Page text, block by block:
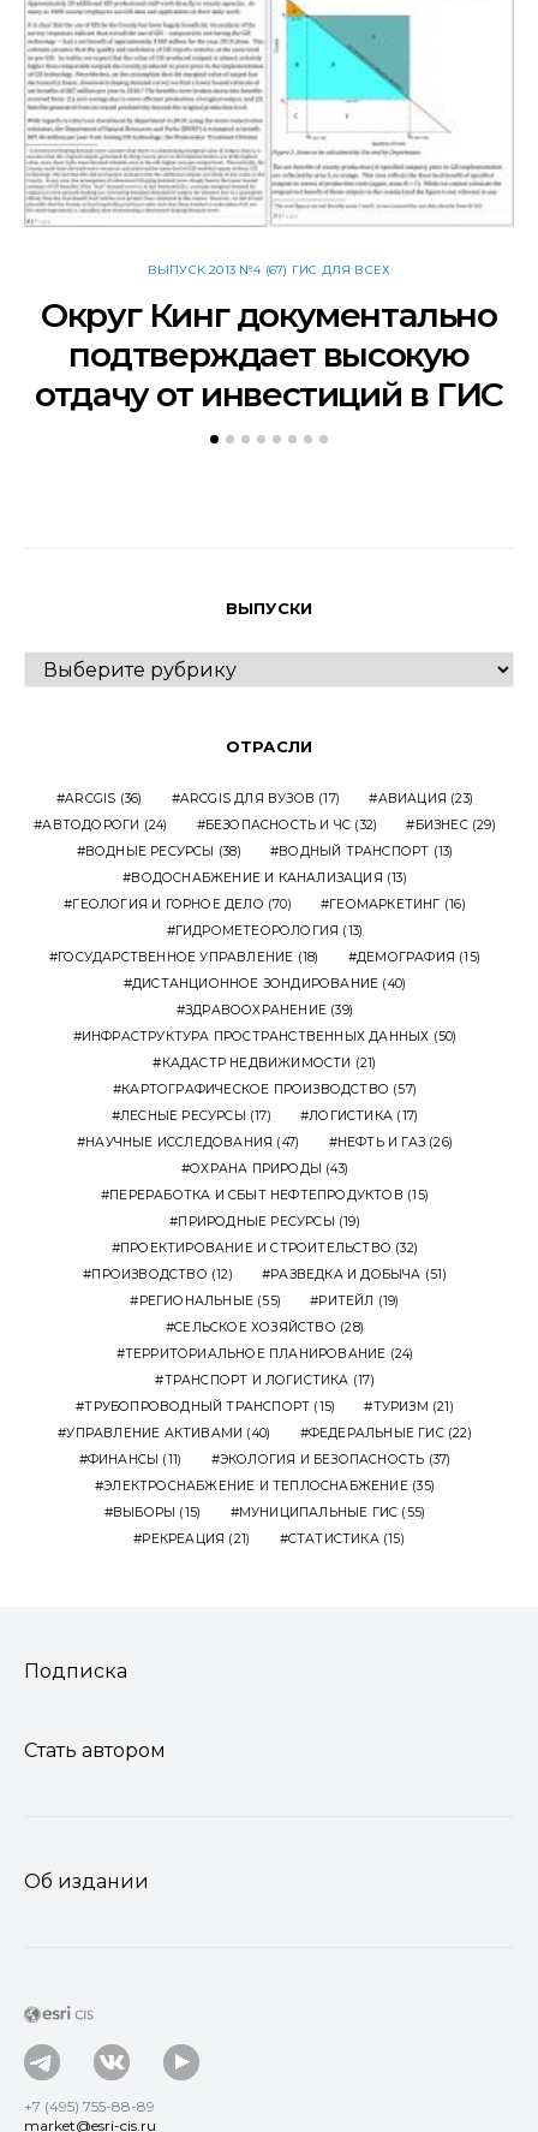
ВЫПУСК 2013 №4 (67) ГИС ДЛЯ ВСЕХ
Округ Кинг документально
подтверждает высокую
отдачу от инвестиций в ГИС
ВЫПУСКИ
ВЫПУСКИ
ОТРАСЛИ
ARCGIS (36) ARCGIS ДЛЯ ВУЗОВ (17) АВИАЦИЯ (23)
АВТОДОРОГИ (24) БЕЗОПАСНОСТЬ И ЧС (32) БИЗНЕС(29)
ВОДНЫЕ РЕСУРСЫ
(38) ВОДНЫЙ ТРАНСПОРТ (13)
ВОДОСНАБЖЕНИЕ И КАНАЛИЗАЦИЯ (13)
ГЕОЛОГИЯ И ГОРНОЕ ДЕЛО (70) ГЕОМАРКЕТИНГ (16)
ГИДРОМЕТЕОРОЛОГИЯ (13)
ГОСУДАРСТВЕННОЕ УПРАВЛЕНИЕ (18) ДЕМОГРАФИЯ (15)
ДИСТАНЦИОННОЕ ЗОНДИРОВАНИЕ (40)
ЗДРАВООХРАНЕНИЕ (39)
ИНФРАСТРУКТУРА ПРОСТРАНСТВЕННЫХ ДАННЫХ (50)
КАДАСТР НЕДВИЖИМОСТИ (21)
КАРТОГРАФИЧЕСКОЕ ПРОИЗВОДСТВО (57)
ЛЕСНЫЕ РЕСУРСЫ (17) ЛОГИСТИКА (17)
НАУЧНЫЕ ИССЛЕДОВАНИЯ (47) НЕФТЬ И ГАЗ(26)
ОХРАНА ПРИРОДЫ (43)
ПЕРЕРАБОТКА И СБЫТ НЕФТЕПРОДУКТОВ (15)
ПРИРОДНЫЕ РЕСУРСЫ (19)
ПРОЕКТИРОВАНИЕ И СТРОИТЕЛЬСТВО (32)
ПРОИЗВОДСТВО (12) РАЗВЕДКА И ДОБЫЧА (51)
РЕГИОНАЛЬНЫЕ (55) РИТЕЙЛ (19)
СЕЛЬСКОЕ ХОЗЯЙСТВО (28)
ТЕРРИТОРИАЛЬНОЕ ПЛАНИРОВАНИЕ (24)
ТРАНСПОРТ И ЛОГИСТИКА (17)
ТРУБОПРОВОДНЫЙ ТРАНСПОРТ (15) ТУРИЗМ (21)
УПРАВЛЕНИЕ АКТИВАМИ (40) ФЕДЕРАЛЬНЫЕ ГИС(22)
ФИНАНСЫ (11) ЭКОЛОГИЯ И БЕЗОПАСНОСТЬ (37)
ЭЛЕКТРОСНАБЖЕНИЕ И ТЕПЛОСНАБЖЕНИЕ(35)
ВЫБОРЫ (15) МУНИЦИПАЛЬНЫЕ ГИС (55)
РЕКРЕАЦИЯ (21) СТАТИСТИКА(15)
Подписка
Стать автором
Об издании
+7 (495) 755-88-89
market@esri-cis.ru